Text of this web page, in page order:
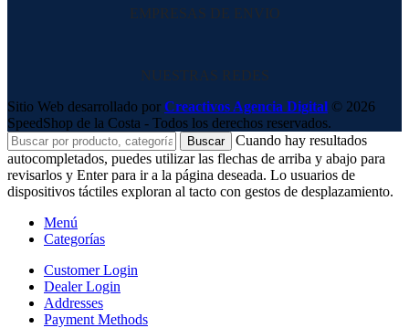
EMPRESAS DE ENVIO
NUESTRAS REDES
Sitio Web desarrollado por Creactivos Agencia Digital © 2026
SpeedShop de la Costa - Todos los derechos reservados.
Buscar
Cuando hay resultados
autocompletados, puedes utilizar las flechas de arriba y abajo para
revisarlos y Enter para ir a la página deseada. Lo usuarios de
dispositivos táctiles exploran al tacto con gestos de desplazamiento.
Menú
Categorías
Customer Login
Dealer Login
Addresses
Payment Methods